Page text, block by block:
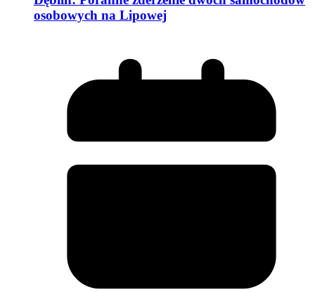
osobowych na Lipowej